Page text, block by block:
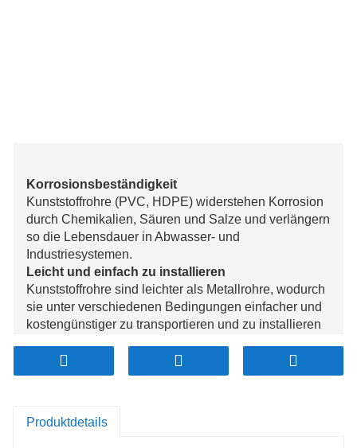
Korrosionsbeständigkeit
Kunststoffrohre (PVC, HDPE) widerstehen Korrosion
durch Chemikalien, Säuren und Salze und verlängern
so die Lebensdauer in Abwasser- und
Industriesystemen.
Leicht und einfach zu installieren
Kunststoffrohre sind leichter als Metallrohre, wodurch
sie unter verschiedenen Bedingungen einfacher und
kostengünstiger zu transportieren und zu installieren
Haltbarkeit und Schlagfestigkeit
Aufgrund ihrer hervorragenden Schlagfestigkeit sind
Niedrige Wartungskosten
Produktdetails